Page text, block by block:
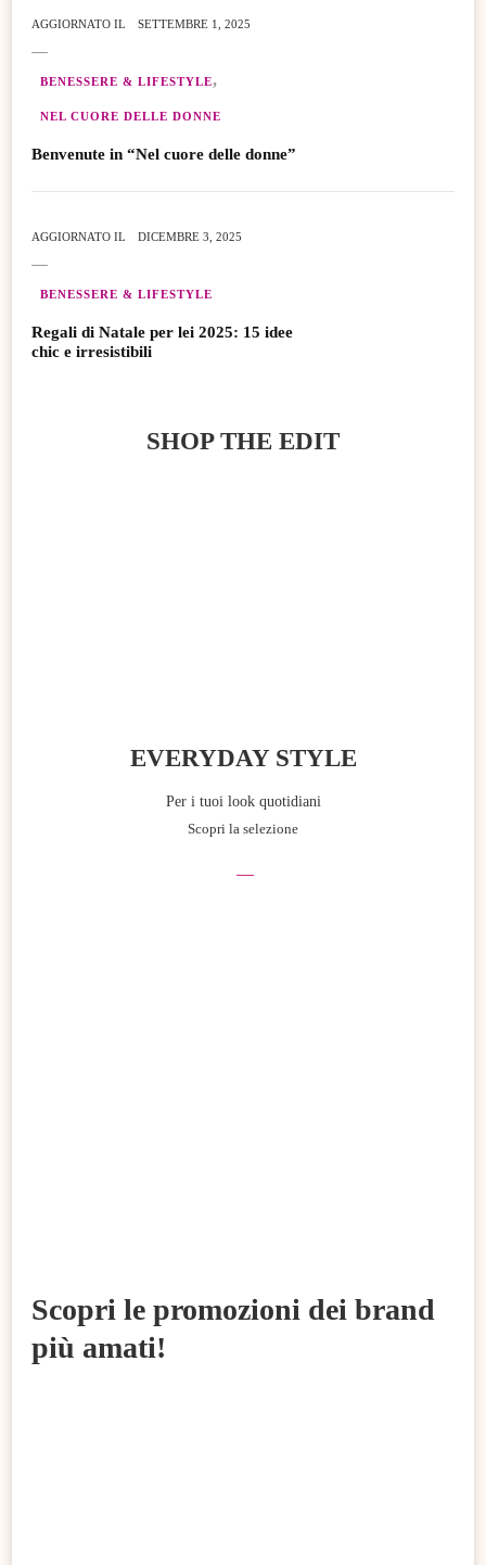
AGGIORNATO IL SETTEMBRE 1, 2025
BENESSERE & LIFESTYLE
NEL CUORE DELLE DONNE
Benvenute in “Nel cuore delle donne”
AGGIORNATO IL DICEMBRE 3, 2025
BENESSERE & LIFESTYLE
Regali di Natale per lei 2025: 15 idee
chic e irresistibili
SHOP THE EDIT
EVERYDAY STYLE
Per i tuoi look quotidiani
Scopri la selezione
Scopri le promozioni dei brand
più amati!